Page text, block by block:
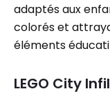
adaptés aux
colorés et
éléments
LEGO City